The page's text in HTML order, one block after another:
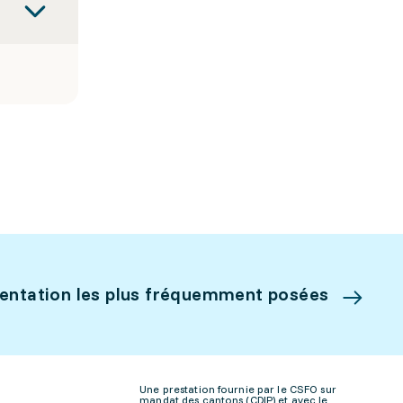
les plus fréquemment posées
Une prestation fournie par le CSFO sur
mandat des cantons (CDIP) et avec le